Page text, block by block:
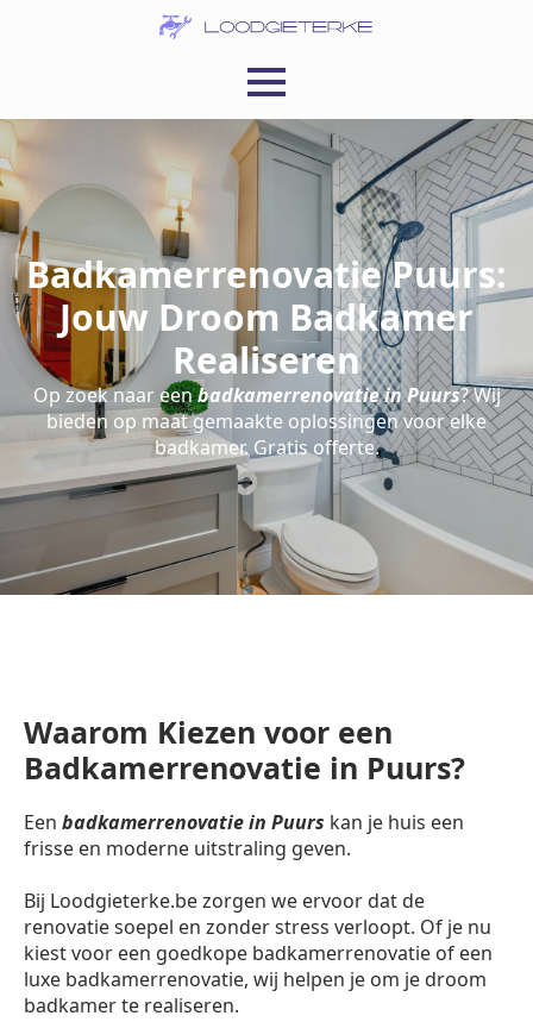
Badkamerrenovatie Puurs:
Jouw Droom Badkamer
Realiseren
Op zoek naar eenbadkamerrenovatie in Puurs? Wij
bieden op maat gemaakte oplossingen voor elke
badkamer. Gratis offerte.
Waarom Kiezen voor een
Badkamerrenovatie in Puurs?
Een badkamerrenovatie in Puurs kan je huis een
frisse en moderne uitstraling geven.
Bij Loodgieterke.be zorgen we ervoor dat de
renovatie soepel en zonder stress verloopt. Of je nu
kiest voor een goedkope badkamerrenovatie of een
luxe badkamerrenovatie, wij helpen je om je droom
badkamer te realiseren.